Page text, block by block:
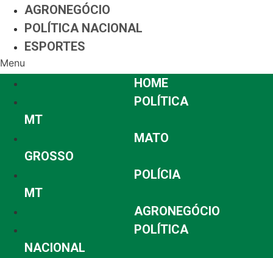
AGRONEGÓCIO
POLÍTICA NACIONAL
ESPORTES
Menu
HOME
POLÍTICA
MT
MATO
GROSSO
POLÍCIA
MT
AGRONEGÓCIO
POLÍTICA
NACIONAL